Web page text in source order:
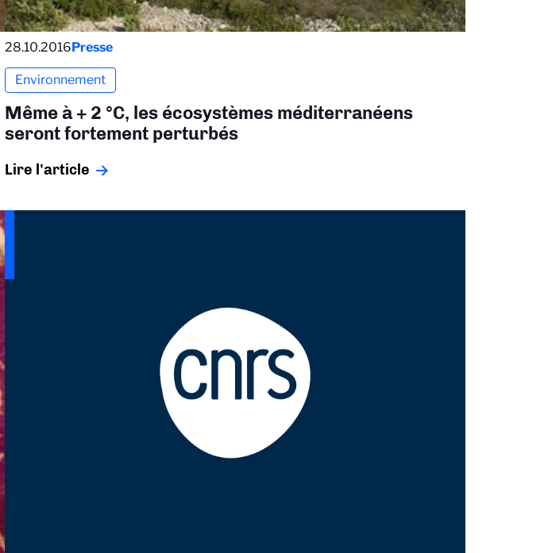
28.10.2016Presse
Environnement
Même à + 2 °C, les écosystèmes méditerranéens
seront fortement perturbés
Lire l'article